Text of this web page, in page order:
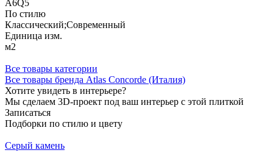
A6Q5
По стилю
Классический;Современный
Единица изм.
м2
Все товары категории
Все товары бренда Atlas Concorde (Италия)
Хотите увидеть в интерьере?
Мы сделаем 3D-проект под ваш интерьер с этой плиткой
Записаться
Подборки по стилю и цвету
Серый камень